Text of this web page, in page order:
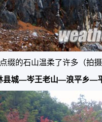
缀的石山温柔了许多（拍
县城—岑王老山—浪平乡—